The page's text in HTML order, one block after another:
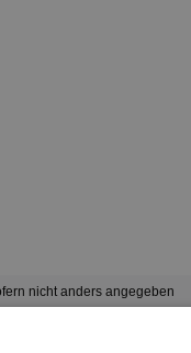
nicht anders angegeben